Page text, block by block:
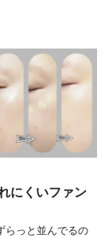
にくいファン
らっと並んでるの